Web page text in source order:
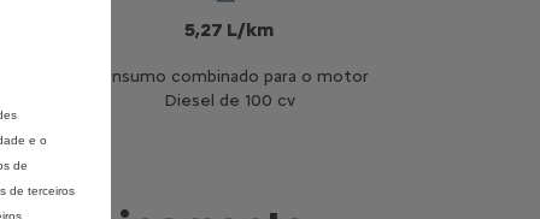
5,27 L/km
Consumo combinado para o motor
Diesel de 100 cv
e o
de
de terceiros